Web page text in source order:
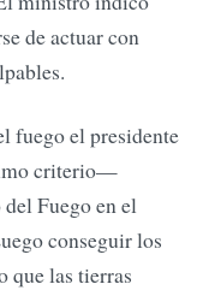
de actuar con
fuego el presidente
criterio—
Fuego en el
conseguir los
que las tierras